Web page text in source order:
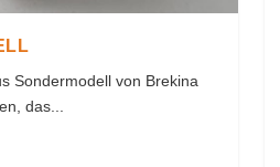
Sondermodell von Brekina
das...